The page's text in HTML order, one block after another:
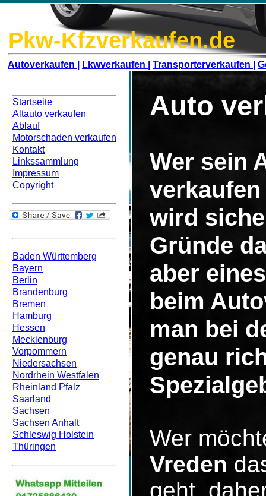
Pkw-Kfzverkaufen.de
Autoverkaufen | Lkwverkaufen | Transporterverkaufen |
Startseite
Altauto verkaufen
Ablauf
Motorschaden verkaufen
Kontakt
Linkssammlung
Impressum
Copyright
Baden Württemberg
Bayern
Berlin
Brandenburg
Bremen
Hamburg
Hessen
Mecklenburg
Vorpommern
Niedersachsen
Nordrhein Westfalen
Rheinland Pfalz
Saarland
Sachsen
Sachsen Anhalt
Schleswig Holstein
Thüringen
Auto
Wer sein
wird
Gründe
aber
beim
man bei
genau
Wer
Vreden
geht,